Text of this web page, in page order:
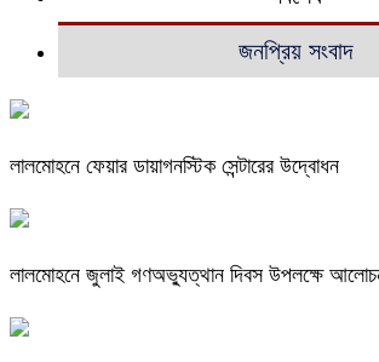
জনপ্রিয় সংবাদ
লালমোহনে ফেয়ার ডায়াগনস্টিক সেন্টারের উদ্বোধন
লালমোহনে জুলাই গণঅভ্যুত্থান দিবস উপলক্ষে